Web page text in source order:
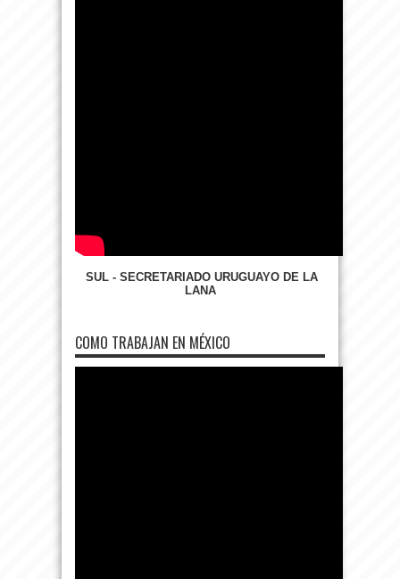
SUL - SECRETARIADO URUGUAYO DE LA
LANA
COMO TRABAJAN EN MÉXICO